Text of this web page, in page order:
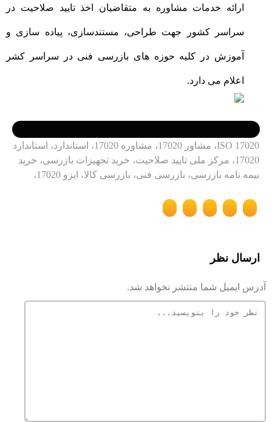
ارائه خدمات مشاوره به متقاضیان اخذ تایید صلاحیت در
سراسر کشور جهت طراحی، مستندسازی، پیاده سازی و
آموزش در کلیه حوزه های بازرسی فنی در سراسر کشر
اعلام می دارد.
ISO 17020، مشاور 17020، مشاوره 17020، استاندارد، استاندارد
17020، مرکز ملی تایید صلاحیت، خرید تجهیزات بازرسی، خرید
بیمه نامه بازرسی، بازرسی فنی، بازرسی کالا، ایزو 17020،
ارسال نظر
آدرس ایمیل شما منتشر نخواهد شد.